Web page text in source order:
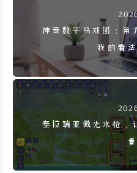
神奇数字马戏团：第
我的看
泰拉瑞亚微光水枪，